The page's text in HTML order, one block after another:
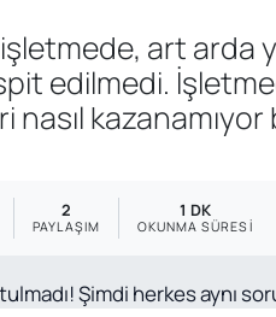
art arda
edilmedi.
nasıl
2
PAYLAŞIM
1 DK
OKUNMA SÜRESI